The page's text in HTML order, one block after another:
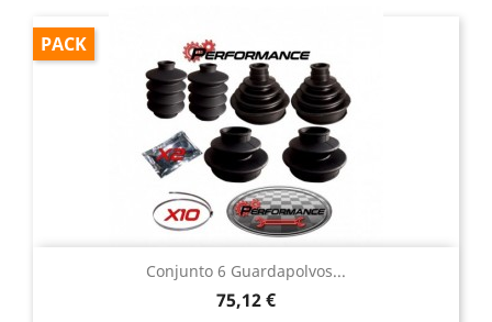
Conjunto 6 Guardapolvos...
Precio
75,12 €
PACK